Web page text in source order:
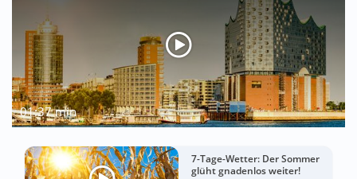
01:37 min
7-Tage-Wetter: Der Sommer
glüht gnadenlos weiter!